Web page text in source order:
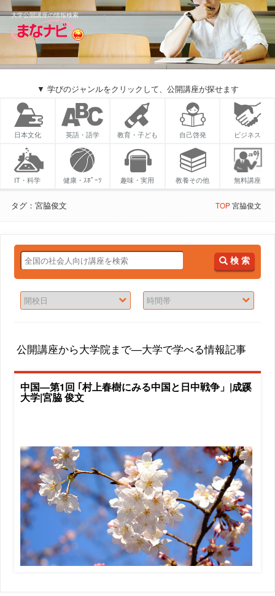
大学公開講座の情報検索
▼ 学びのジャンルをクリックして、公開講座が探せます
日本文化 英語・語学 教育・子ども 自己啓発 ビジネス
IT・科学 健康・ｽﾎﾟｰﾂ 趣味・実用 教養その他 無料講座
タグ：宮脇俊文 TOP宮脇俊文
検 索
公開講座から大学院まで―大学で学べる情報記事
中国―第1回 ｢村上春樹にみる中国と日中戦争」|成蹊
大学|宮脇 俊文